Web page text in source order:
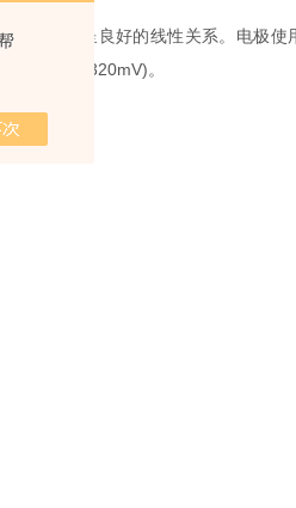
的负对数呈良好的线性关系。电极使
-320mV)。